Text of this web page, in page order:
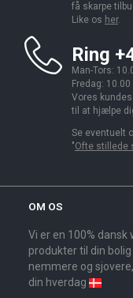
få skarpe
Like os her.
Ring
Man-Tors:
Fredag: 10.00
Vores
til at hjælpe
Se eventuelt
"Ofte stillede
OM OS
Vi er en 100%
produkter til din
nemmere og
din hverdag